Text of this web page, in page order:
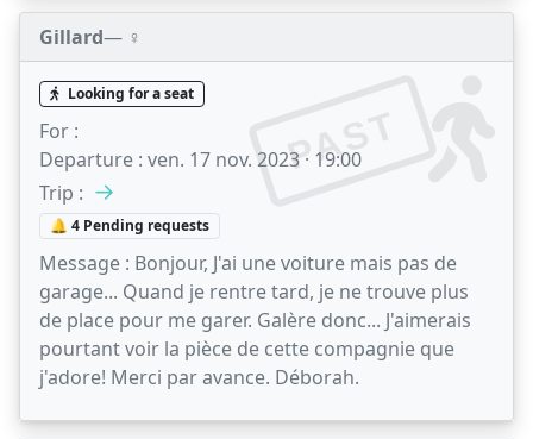
Gillard— ♀️
PAST
Looking for a seat
For :
Departure : ven. 17 nov. 2023 · 19:00
Trip : →
🔔 4 Pending requests
Message : Bonjour, J'ai une voiture mais pas de
garage... Quand je rentre tard, je ne trouve plus
de place pour me garer. Galère donc... J'aimerais
pourtant voir la pièce de cette compagnie que
j'adore! Merci par avance. Déborah.